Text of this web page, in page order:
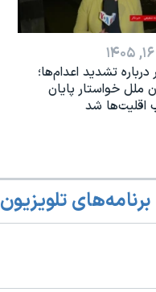
تشدید اعدام‌ها؛
ملل خواستار پایان
اقلیت‌ها شد
برنامه‌های تلویزیون